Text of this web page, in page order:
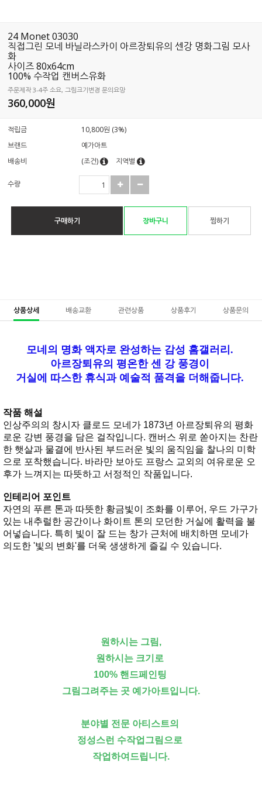
24 Monet 03030
직접그린 모네 바닐라스카이 아르장퇴유의 센강 명화그림 모사
화
사이즈 80x64cm
100% 수작업 캔버스유화
주문제작 3-4주 소요, 그림크기변경 문의요망
360,000원
적립금
10,800원 (3%)
브랜드
예가아트
배송비
(조건) 지역별
수량
구매하기 장바구니 찜하기
상품상세 배송교환 관련상품 상품후기 상품문의
모네의 명화 액자로 완성하는 감성 홈갤러리.
아르장퇴유의 평온한 센 강 풍경이
거실에 따스한 휴식과 예술적 품격을 더해줍니다.
작품 해설
인상주의의 창시자 클로드 모네가 1873년 아르장퇴유의 평화
로운 강변 풍경을 담은 걸작입니다. 캔버스 위로 쏟아지는 찬란
한 햇살과 물결에 반사된 부드러운 빛의 움직임을 찰나의 미학
으로 포착했습니다. 바라만 보아도 프랑스 교외의 여유로운 오
후가 느껴지는 따뜻하고 서정적인 작품입니다.
인테리어 포인트
자연의 푸른 톤과 따뜻한 황금빛이 조화를 이루어, 우드 가구가
있는 내추럴한 공간이나 화이트 톤의 모던한 거실에 활력을 불
어넣습니다. 특히 빛이 잘 드는 창가 근처에 배치하면 모네가
의도한 '빛의 변화'를 더욱 생생하게 즐길 수 있습니다.
원하시는 그림,
원하시는 크기로
100% 핸드페인팅
그림그려주는 곳 예가아트입니다.
분야별 전문 아티스트의
정성스런 수작업그림으로
작업하여드립니다.